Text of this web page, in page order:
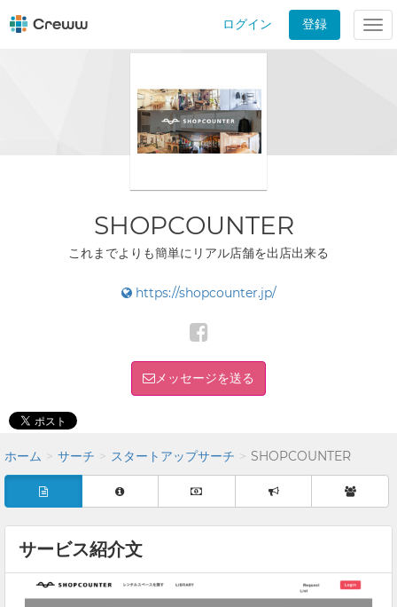
ログイン 登録
SHOPCOUNTER
これまでよりも簡単にリアル店舗を出店出来る
https://shopcounter.jp/
メッセージを送る
ホーム サーチ スタートアップサーチ SHOPCOUNTER
サービス紹介文